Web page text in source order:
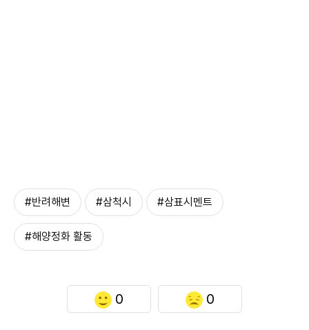
#반려해변 #삼척시 #삼표시멘트
#해양정화 활동
0 0